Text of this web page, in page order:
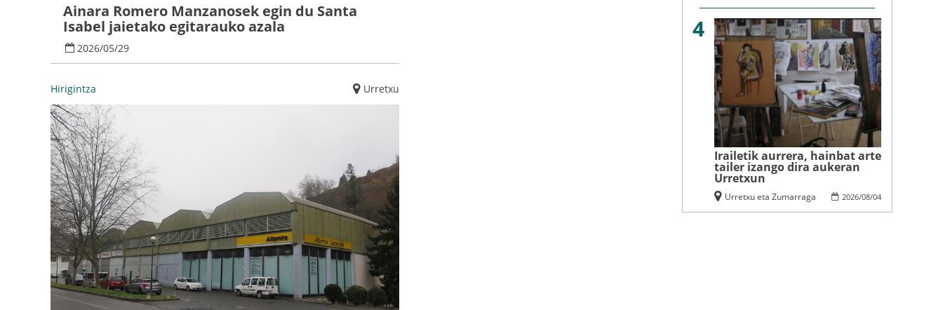
Ainara Romero Manzanosek egin du Santa
Isabel jaietako egitarauko azala
2026/05/29
Hirigintza Urretxu
4
Irailetik aurrera, hainbat arte
tailer izango dira aukeran
Urretxun
2026/08/04
Urretxu eta Zumarraga